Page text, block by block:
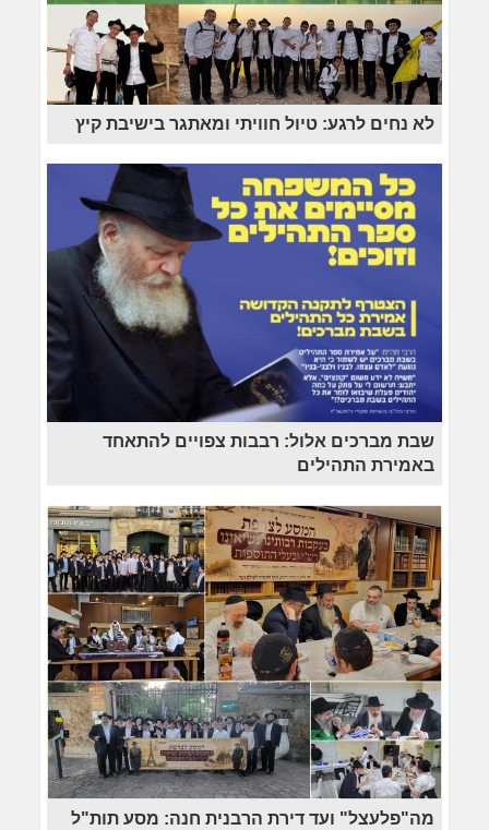
לא נחים לרגע: טיול חוויתי ומאתגר בישיבת קיץ
שבת מברכים אלול: רבבות צפויים להתאחד
באמירת התהילים
מה"פלעצל" ועד דירת הרבנית חנה: מסע תות"ל